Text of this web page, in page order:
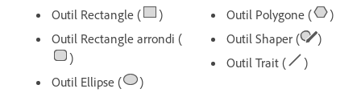
Outil Rectangle (
)
Outil Rectangle arrondi (
)
Outil Ellipse (
)
Outil Polygone (
)
Outil Shaper (
)
Outil Trait (
)